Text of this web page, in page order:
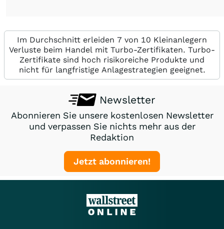
Im Durchschnitt erleiden 7 von 10 Kleinanlegern
Verluste beim Handel mit Turbo-Zertifikaten. Turbo-
Zertifikate sind hoch risikoreiche Produkte und
nicht für langfristige Anlagestrategien geeignet.
Newsletter
Abonnieren Sie unsere kostenlosen Newsletter
und verpassen Sie nichts mehr aus der
Redaktion
Jetzt abonnieren!